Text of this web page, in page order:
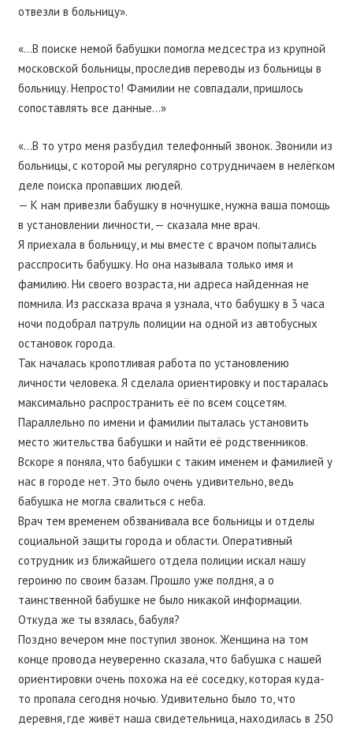
отвезли в больницу».
«…В поиске немой бабушки помогла медсестра из крупной
московской больницы, проследив переводы из больницы в
больницу. Непросто! Фамилии не совпадали, пришлось
сопоставлять все данные…»
«…В то утро меня разбудил телефонный звонок. Звонили из
больницы, с которой мы регулярно сотрудничаем в нелёгком
деле поиска пропавших людей.
— К нам привезли бабушку в ночнушке, нужна ваша помощь
в установлении личности, — сказала мне врач.
Я приехала в больницу, и мы вместе с врачом попытались
расспросить бабушку. Но она называла только имя и
фамилию. Ни своего возраста, ни адреса найденная не
помнила. Из рассказа врача я узнала, что бабушку в 3 часа
ночи подобрал патруль полиции на одной из автобусных
остановок города.
Так началась кропотливая работа по установлению
личности человека. Я сделала ориентировку и постаралась
максимально распространить её по всем соцсетям.
Параллельно по имени и фамилии пыталась установить
место жительства бабушки и найти её родственников.
Вскоре я поняла, что бабушки с таким именем и фамилией у
нас в городе нет. Это было очень удивительно, ведь
бабушка не могла свалиться с неба.
Врач тем временем обзванивала все больницы и отделы
социальной защиты города и области. Оперативный
сотрудник из ближайшего отдела полиции искал нашу
героиню по своим базам. Прошло уже полдня, а о
таинственной бабушке не было никакой информации.
Откуда же ты взялась, бабуля?
Поздно вечером мне поступил звонок. Женщина на том
конце провода неуверенно сказала, что бабушка с нашей
ориентировки очень похожа на её соседку, которая куда-
то пропала сегодня ночью. Удивительно было то, что
деревня, где живёт наша свидетельница, находилась в 250